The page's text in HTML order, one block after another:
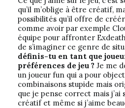
qu’il m’oblige à être créatif,
possibilités qu’il offre de
comme avoir par exemple
équipe pour affronter
de s’imaginer ce genre de
définis-tu en tant que
préférences de jeu ? Je me
un joueur fun qui a pour
combinaisons stupide mais
que je pense correct mais j’ai
créatif et même si j’aime